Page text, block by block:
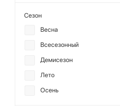
AKHMADULLINA
MIARTLAND
MUSE ME
Сезон
Весна
Всесезонный
Демисезон
Лето
Осень